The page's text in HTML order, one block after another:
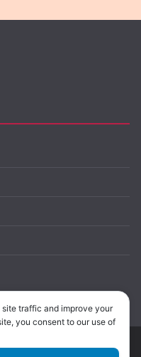
. All rights reserved.
traffic and improve your
you consent to our use of